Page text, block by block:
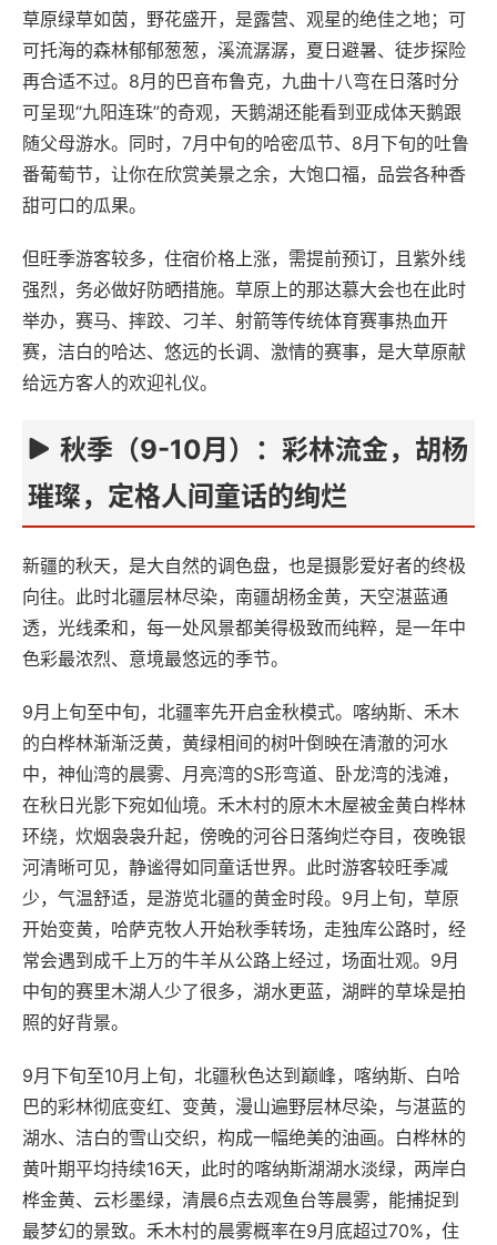
草原绿草如茵，野花盛开，是露营、观星的绝佳之地；可
可托海的森林郁郁葱葱，溪流潺潺，夏日避暑、徒步探险
再合适不过。8月的巴音布鲁克，九曲十八弯在日落时分
可呈现“九阳连珠”的奇观，天鹅湖还能看到亚成体天鹅跟
随父母游水。同时，7月中旬的哈密瓜节、8月下旬的吐鲁
番葡萄节，让你在欣赏美景之余，大饱口福，品尝各种香
甜可口的瓜果。
但旺季游客较多，住宿价格上涨，需提前预订，且紫外线
强烈，务必做好防晒措施。草原上的那达慕大会也在此时
举办，赛马、摔跤、刁羊、射箭等传统体育赛事热血开
赛，洁白的哈达、悠远的长调、激情的赛事，是大草原献
给远方客人的欢迎礼仪。
秋季（9-10月）：彩林流金，胡杨
璀璨，定格人间童话的绚烂
新疆的秋天，是大自然的调色盘，也是摄影爱好者的终极
向往。此时北疆层林尽染，南疆胡杨金黄，天空湛蓝通
透，光线柔和，每一处风景都美得极致而纯粹，是一年中
色彩最浓烈、意境最悠远的季节。
9月上旬至中旬，北疆率先开启金秋模式。喀纳斯、禾木
的白桦林渐渐泛黄，黄绿相间的树叶倒映在清澈的河水
中，神仙湾的晨雾、月亮湾的S形弯道、卧龙湾的浅滩，
在秋日光影下宛如仙境。禾木村的原木木屋被金黄白桦林
环绕，炊烟袅袅升起，傍晚的河谷日落绚烂夺目，夜晚银
河清晰可见，静谧得如同童话世界。此时游客较旺季减
少，气温舒适，是游览北疆的黄金时段。9月上旬，草原
开始变黄，哈萨克牧人开始秋季转场，走独库公路时，经
常会遇到成千上万的牛羊从公路上经过，场面壮观。9月
中旬的赛里木湖人少了很多，湖水更蓝，湖畔的草垛是拍
照的好背景。
9月下旬至10月上旬，北疆秋色达到巅峰，喀纳斯、白哈
巴的彩林彻底变红、变黄，漫山遍野层林尽染，与湛蓝的
湖水、洁白的雪山交织，构成一幅绝美的油画。白桦林的
黄叶期平均持续16天，此时的喀纳斯湖湖水淡绿，两岸白
桦金黄、云杉墨绿，清晨6点去观鱼台等晨雾，能捕捉到
最梦幻的景致。禾木村的晨雾概率在9月底超过70%，住